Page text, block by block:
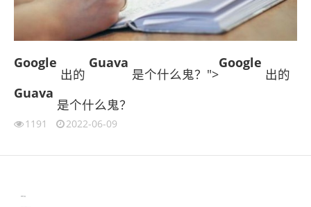
Google
出的
Guava
是个什么鬼？">
Google
出的
Guava
是个什么鬼？
1191 2022-06-09